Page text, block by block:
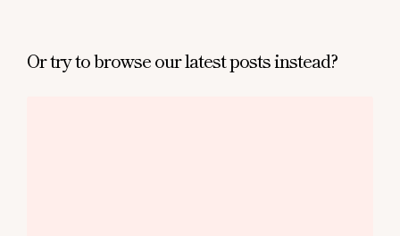
Or try to browse our latest posts instead?